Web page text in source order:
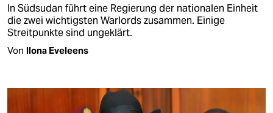
In Südsudan führt eine Regierung der nationalen Einheit
die zwei wichtigsten Warlords zusammen. Einige
Streitpunkte sind ungeklärt.
Von Ilona Eveleens